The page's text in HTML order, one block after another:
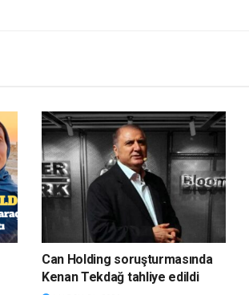
Can Holding soruşturmasında
Kenan Tekdağ tahliye edildi